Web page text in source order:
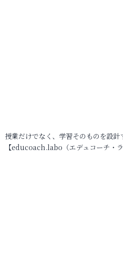
授業だけでなく、学習そのものを設計
【educoach.labo（エデュコーチ・